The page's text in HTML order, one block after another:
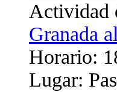
Actividad
Granada
Horario:
Lugar: